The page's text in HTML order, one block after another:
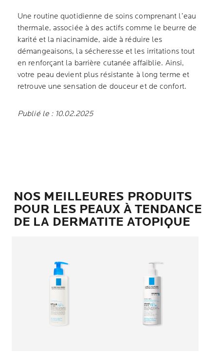
Une routine quotidienne de soins comprenant l’eau
thermale, associée à des actifs comme le beurre de
karité et la niacinamide, aide à réduire les
démangeaisons, la sécheresse et les irritations tout
en renforçant la barrière cutanée affaiblie. Ainsi,
votre peau devient plus résistante à long terme et
retrouve une sensation de douceur et de confort.
Publié le : 10.02.2025
NOS MEILLEURES PRODUITS
POUR LES PEAUX À TENDANCE
DE LA DERMATITE ATOPIQUE